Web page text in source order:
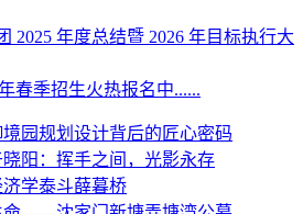
2025 年度总结暨 2026 年目标执行大
春季招生火热报名中......
园规划设计背后的匠心密码
阳：挥手之间，光影永存
学泰斗薛暮桥